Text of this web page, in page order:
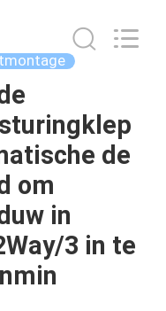
de
om
in
3 in te